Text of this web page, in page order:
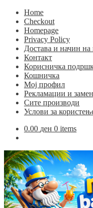
Home
Checkout
Homepage
Privacy Policy
Достава и начин
Контакт
Корисничка
Кошничка
Мој профил
Рекламации и
Сите производи
Услови за
0.00 ден 0 items